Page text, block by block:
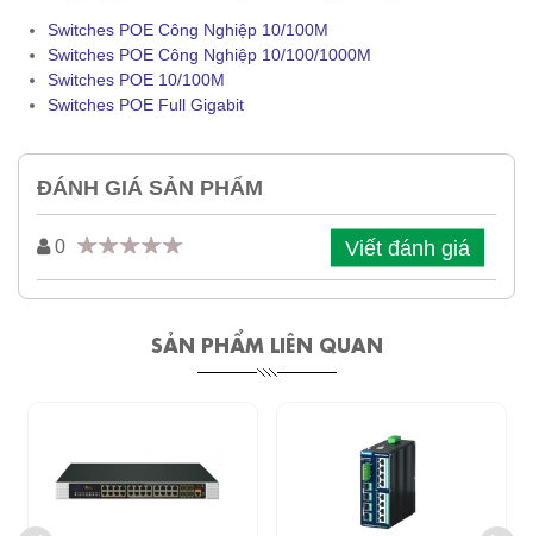
Switches POE Công Nghiệp 10/100M
Switches POE Công Nghiệp 10/100/1000M
Switches POE 10/100M
Switches POE Full Gigabit
ĐÁNH GIÁ SẢN PHẨM
0 Viết đánh giá
SẢN PHẨM LIÊN QUAN